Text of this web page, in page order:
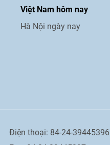
Việt Nam hôm nay
Hà Nội ngày nay
Điện thoại: 84-24-39445396